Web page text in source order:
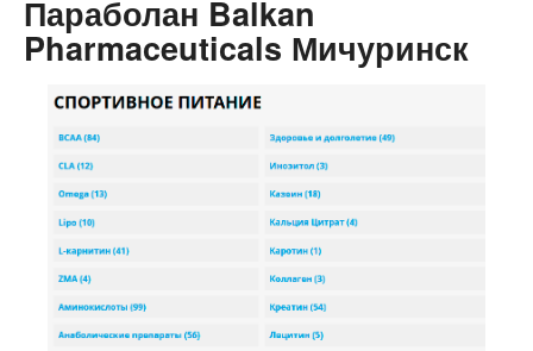
Параболан Balkan
Pharmaceuticals Мичуринск